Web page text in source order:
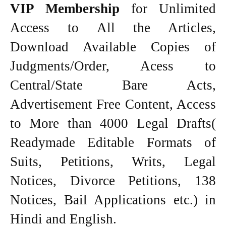
VIP Membership for Unlimited
Access to All the Articles,
Download Available Copies of
Judgments/Order, Acess to
Central/State Bare Acts,
Advertisement Free Content, Access
to More than 4000 Legal Drafts(
Readymade Editable Formats of
Suits, Petitions, Writs, Legal
Notices, Divorce Petitions, 138
Notices, Bail Applications etc.) in
Hindi and English.